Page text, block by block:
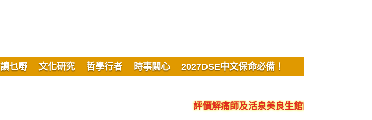
乜嘢 文化研究 哲學行者 時事關心 2027DSE中文保命必備！
評價解痛師及活泉美良生館的不良銷售、呃人、騙